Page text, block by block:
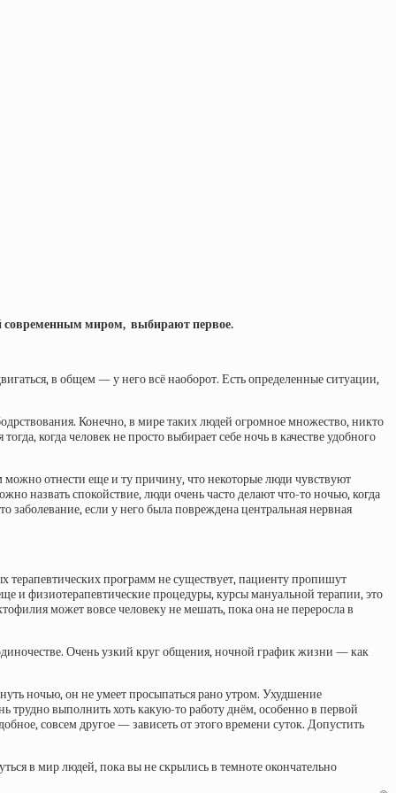
современным миром, выбирают первое.
в общем — у него всё наоборот. Есть определенные ситуации,
Конечно, в мире таких людей огромное множество, никто
когда человек не просто выбирает себе ночь в качестве удобного
отнести еще и ту причину, что некоторые люди чувствуют
назвать спокойствие, люди очень часто делают что-то ночью, когда
заболевание, если у него была повреждена центральная нервная
терапевтических программ не существует, пациенту пропишут
и физиотерапевтические процедуры, курсы мануальной терапии, это
может вовсе человеку не мешать, пока она не переросла в
Очень узкий круг общения, ночной график жизни — как
ночью, он не умеет просыпаться рано утром. Ухудшение
трудно выполнить хоть какую-то работу днём, особенно в первой
совсем другое — зависеть от этого времени суток. Допустить
в мир людей, пока вы не скрылись в темноте окончательно